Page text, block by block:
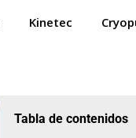
Kinetec
Tabla de contenidos